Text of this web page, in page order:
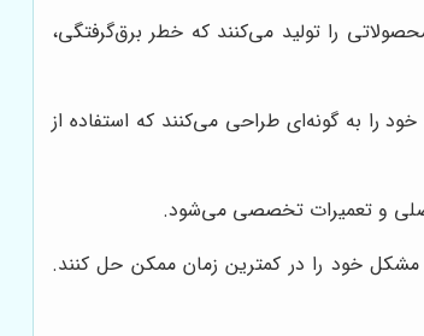
را تولید می‌کنند که خطر برق‌گرفتگی،
را به گونه‌ای طراحی می‌کنند که استفاده از
اصلی و تعمیرات تخصصی می‌شود.
مشکل خود را در کمترین زمان ممکن حل کنند.